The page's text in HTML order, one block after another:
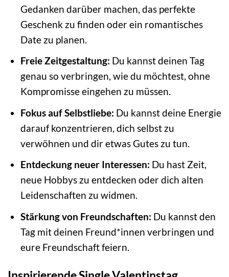
Gedanken darüber machen, das perfekte
Geschenk zu finden oder ein romantisches
Date zu planen.
Freie Zeitgestaltung: Du kannst deinen Tag
genau so verbringen, wie du möchtest, ohne
Kompromisse eingehen zu müssen.
Fokus auf Selbstliebe: Du kannst deine Energie
darauf konzentrieren, dich selbst zu
verwöhnen und dir etwas Gutes zu tun.
Entdeckung neuer Interessen: Du hast Zeit,
neue Hobbys zu entdecken oder dich alten
Leidenschaften zu widmen.
Stärkung von Freundschaften: Du kannst den
Tag mit deinen Freund*innen verbringen und
eure Freundschaft feiern.